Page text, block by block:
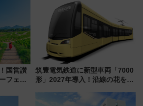
国営讃
フェス
ぱい
筑豊電気鉄道に新型車両「7000
形」2027年導入！沿線の花をイ
内は落ち着いたゆとりある空間